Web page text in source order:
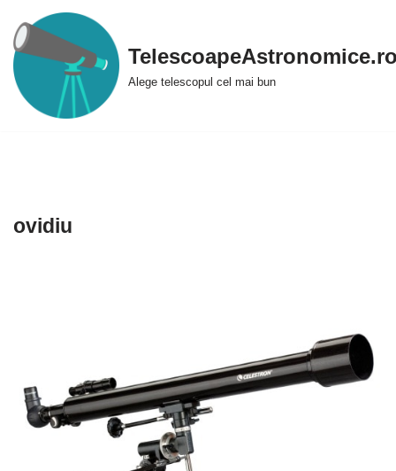
Sari
la
conținut
Alege telescopul cel mai bun
ovidiu